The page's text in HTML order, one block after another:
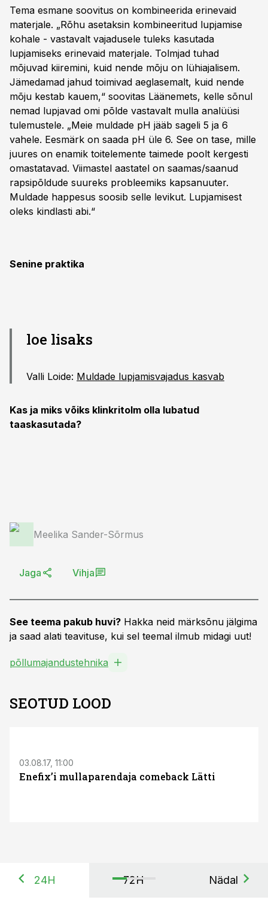
Tema esmane soovitus on kombineerida erinevaid
materjale. „Rõhu asetaksin kombineeritud lupjamise
kohale - vastavalt vajadusele tuleks kasutada
lupjamiseks erinevaid materjale. Tolmjad tuhad
mõjuvad kiiremini, kuid nende mõju on lühiajalisem.
Jämedamad jahud toimivad aeglasemalt, kuid nende
mõju kestab kauem,“ soovitas Läänemets, kelle sõnul
nemad lupjavad omi põlde vastavalt mulla analüüsi
tulemustele. „Meie muldade pH jääb sageli 5 ja 6
vahele. Eesmärk on saada pH üle 6. See on tase, mille
juures on enamik toitelemente taimede poolt kergesti
omastatavad. Viimastel aastatel on saamas/saanud
rapsipõldude suureks probleemiks kapsanuuter.
Muldade happesus soosib selle levikut. Lupjamisest
oleks kindlasti abi.“
Senine praktika
loe lisaks
Valli Loide: Muldade lupjamisvajadus kasvab
Kas ja miks võiks klinkritolm olla lubatud
taaskasutada?
Meelika Sander-Sõrmus
Jaga Vihja
See teema pakub huvi? Hakka neid märksõnu jälgima
ja saad alati teavituse, kui sel teemal ilmub midagi uut!
põllumajandustehnika
SEOTUD LOOD
03.08.17, 11:00
Enefix’i mullaparendaja comeback Lätti
24H 72H Nädal